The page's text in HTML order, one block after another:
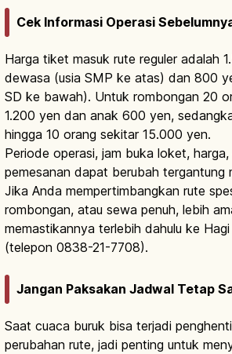
Cek Informasi Operasi
Harga tiket masuk rute reguler adalah
dewasa (usia SMP ke atas) dan 800
SD ke bawah). Untuk rombongan 20
1.200 yen dan anak 600 yen,
hingga 10 orang sekitar 15.000 yen.
Periode operasi, jam buka loket,
pemesanan dapat berubah tergantung
Jika Anda mempertimbangkan rute
rombongan, atau sewa penuh, lebih
memastikannya terlebih dahulu ke
(telepon 0838-21-7708).
Jangan Paksakan Jadwal Tetap
Saat cuaca buruk bisa terjadi
perubahan rute, jadi penting untuk